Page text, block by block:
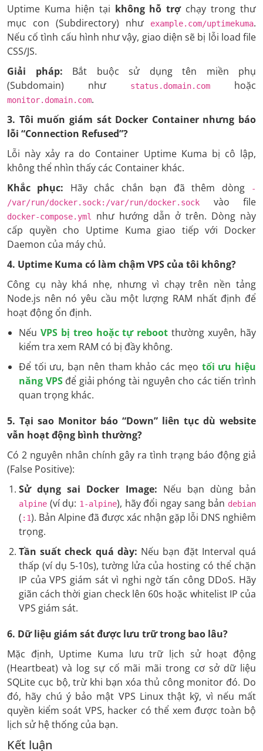
Uptime Kuma hiện tại không hỗ trợchạy trong thư
mục con (Subdirectory) như
example.com/uptimekuma.
Nếu cố tình cấu hình như vậy, giao diện sẽ bị lỗi load file
CSS/JS.
Giải pháp: Bắt buộc sử dụng tên miền phụ
(Subdomain) như
status.domain.com hoặc
monitor.domain.com.
3. Tôi muốn giám sát Docker Container nhưng báo
lỗi “Connection Refused”?
Lỗi này xảy ra do Container Uptime Kuma bị cô lập,
không thể nhìn thấy các Container khác.
Khắc phục: Hãy chắc chắn bạn đã thêm dòng
-
/var/run/docker.sock:/var/run/docker.sock
vào file
docker-compose.yml
như hướng dẫn ở trên. Dòng này
cấp quyền cho Uptime Kuma giao tiếp với Docker
Daemon của máy chủ.
4. Uptime Kuma có làm chậm VPS của tôi không?
Công cụ này khá nhẹ, nhưng vì chạy trên nền tảng
Node.js nên nó yêu cầu một lượng RAM nhất định để
hoạt động ổn định.
Nếu VPS bị treo hoặc tự reboot thường xuyên, hãy
kiểm tra xem RAM có bị đầy không.
Để tối ưu, bạn nên tham khảo các mẹo tối ưu hiệu
năng VPSđể giải phóng tài nguyên cho các tiến trình
quan trọng khác.
5. Tại sao Monitor báo “Down” liên tục dù website
vẫn hoạt động bình thường?
Có 2 nguyên nhân chính gây ra tình trạng báo động giả
(False Positive):
Sử dụng sai Docker Image: Nếu bạn dùng bản
alpine (ví dụ: 1-alpine), hãy đổi ngay sang bản debian
( :1). Bản Alpine đã được xác nhận gặp lỗi DNS nghiêm
trọng.
Tần suất check quá dày: Nếu bạn đặt Interval quá
thấp (ví dụ 5-10s), tường lửa của hosting có thể chặn
IP của VPS giám sát vì nghi ngờ tấn công DDoS. Hãy
giãn cách thời gian check lên 60s hoặc whitelist IP của
VPS giám sát.
6. Dữ liệu giám sát được lưu trữ trong bao lâu?
Mặc định, Uptime Kuma lưu trữ lịch sử hoạt động
(Heartbeat) và log sự cố mãi mãi trong cơ sở dữ liệu
SQLite cục bộ, trừ khi bạn xóa thủ công monitor đó. Do
đó, hãy chú ý bảo mật VPS Linux thật kỹ, vì nếu mất
quyền kiểm soát VPS, hacker có thể xem được toàn bộ
lịch sử hệ thống của bạn.
Kết luận